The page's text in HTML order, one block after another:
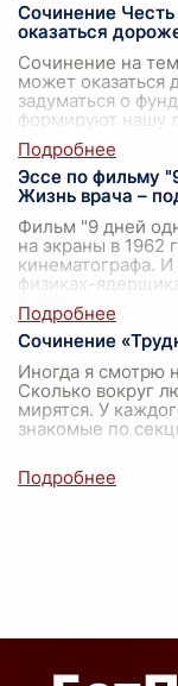
Сочинение
оказаться
Сочинение на
может оказаться
задуматься о
формируют нашу
Эссе по фильму
Жизнь врача –
Фильм "9 дней
на экраны в 1962
кинематографа.
физиках-
Сочинение
Иногда я смотрю
Сколько вокруг
мирятся. У
знакомые по